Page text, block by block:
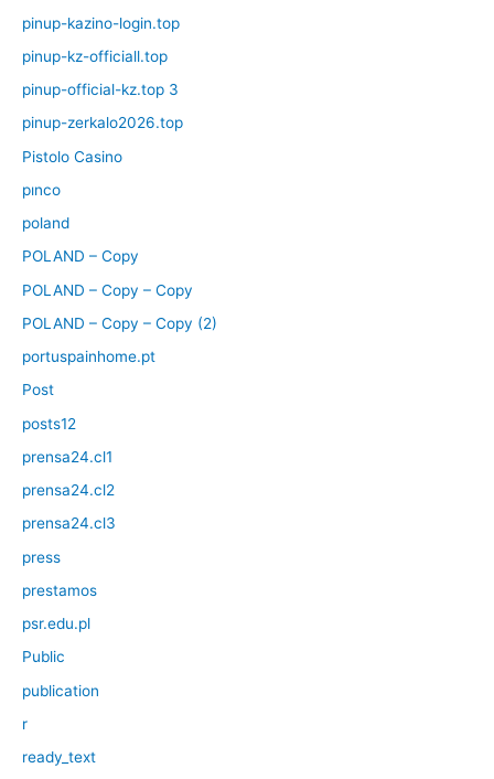
pinup-kazino-login.top
pinup-kz-officiall.top
pinup-official-kz.top 3
pinup-zerkalo2026.top
Pistolo Casino
pınco
poland
POLAND – Copy
POLAND – Copy – Copy
POLAND – Copy – Copy (2)
portuspainhome.pt
Post
posts12
prensa24.cl1
prensa24.cl2
prensa24.cl3
press
prestamos
psr.edu.pl
Public
publication
r
ready_text